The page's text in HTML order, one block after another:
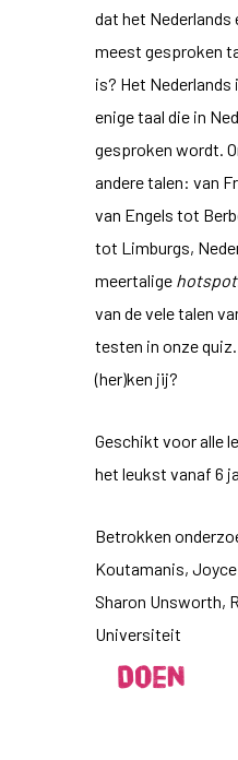
dat het Nederlands
meest gesproken
is? Het
enige taal die in
gesproken wordt.
andere talen: van
van Engels tot
tot Limburgs,
meertalige hotspot
van de vele talen
testen in onze
(her)ken jij?
Geschikt voor alle
het leukst vanaf 6
Betrokken
Koutamanis,
Sharon Unsworth,
Universiteit
Doen